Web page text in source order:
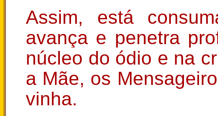
Assim, está
avança e penetra
núcleo do ódio e na
a Mãe, os
vinha.